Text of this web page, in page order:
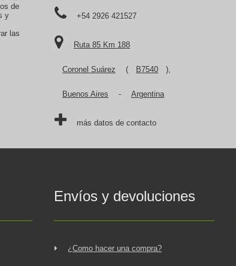
de
y
las
+54 2926 421527
Ruta 85 Km 188
Coronel Suárez ( B7540 ),
Buenos Aires - Argentina
más datos de contacto
Envíos y devoluciones
¿Como hacer una compra?